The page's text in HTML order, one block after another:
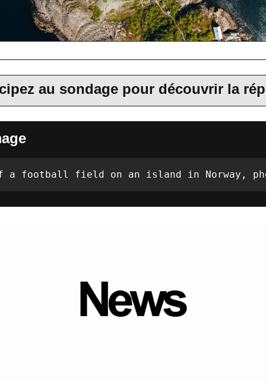
au sondage pour découvrir la
a football field on an island in Norway,